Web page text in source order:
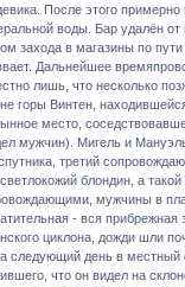
После этого примерно
воды. Бар удалён от
захода в магазины по
Дальнейшее
лишь, что несколько
горы Винтен,
место,
мужчин). Мигель и
третий
блондин, а
мужчины в
- вся
циклона, дожди шли
день в местный
что он видел на